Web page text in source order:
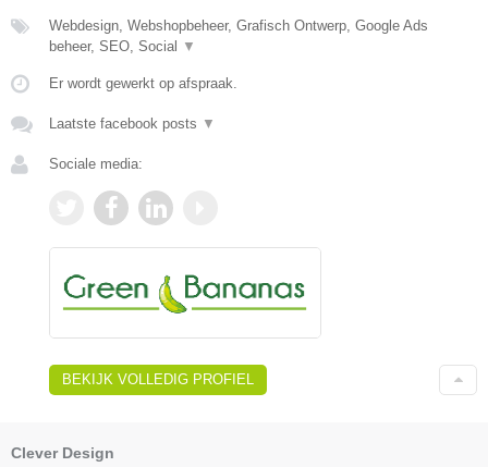
Webdesign, Webshopbeheer, Grafisch Ontwerp, Google Ads
beheer, SEO, Social
▼
Er wordt gewerkt op afspraak.
Laatste facebook posts ▼
Sociale media:
BEKIJK VOLLEDIG PROFIEL
Clever Design